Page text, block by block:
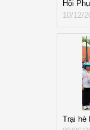
Hội
10/12/
Trại hè